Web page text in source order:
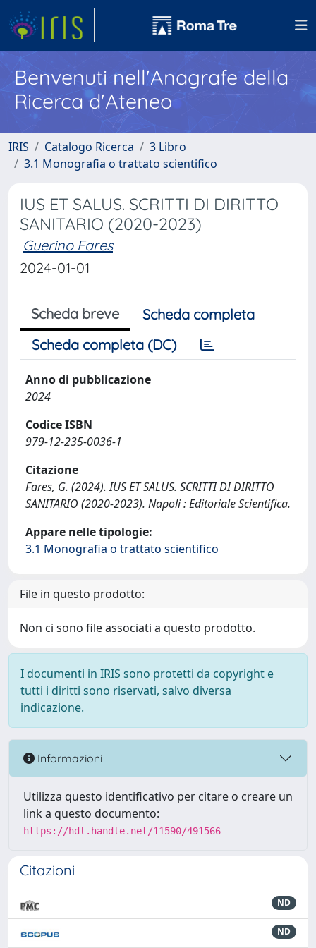
Benvenuti nell'Anagrafe della
Ricerca d'Ateneo
IRIS Catalogo Ricerca
3 Libro
3.1 Monografia o trattato scientifico
IUS ET SALUS. SCRITTI DI DIRITTO
SANITARIO (2020-2023)
Guerino Fares
2024-01-01
Scheda breve
Scheda completa
Scheda completa (DC)
Anno di pubblicazione
2024
Codice ISBN
979-12-235-0036-1
Citazione
Fares, G. (2024). IUS ET SALUS. SCRITTI DI DIRITTO
SANITARIO (2020-2023). Napoli : Editoriale Scientifica.
Appare nelle tipologie:
3.1 Monografia o trattato scientifico
File in questo prodotto:
Non ci sono file associati a questo prodotto.
I documenti in IRIS sono protetti da copyright e
tutti i diritti sono riservati, salvo diversa
indicazione.
Informazioni
Utilizza questo identificativo per citare o creare un
link a questo documento:
https://hdl.handle.net/11590/491566
Citazioni
ND
ND